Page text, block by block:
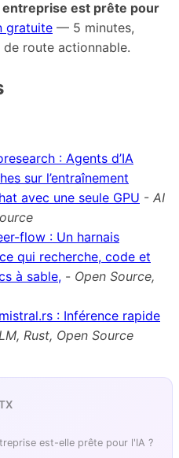
est prête pour
gratuite — 5 minutes,
route actionnable.
: Agents d’IA
sur l’entraînement
avec une seule GPU - AI
flow : Un harnais
qui recherche, code et
à sable, - Open Source,
: Inférence rapide
Rust, Open Source
est-elle prête pour l'IA ?